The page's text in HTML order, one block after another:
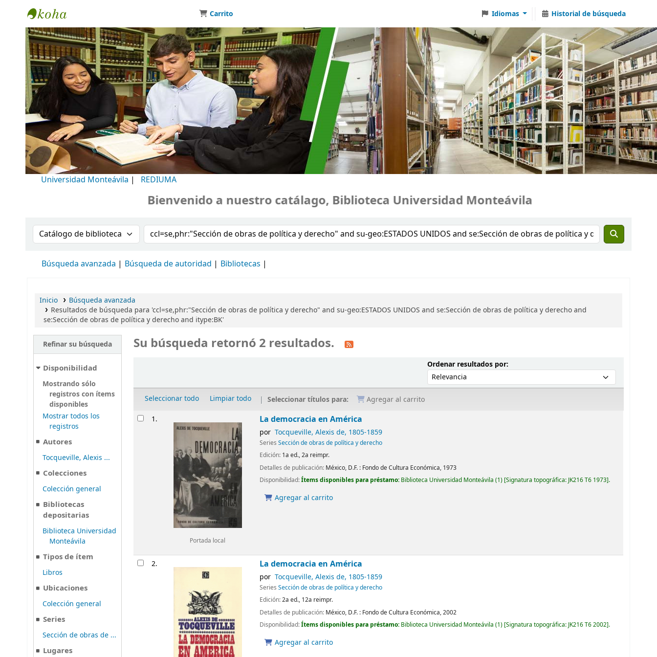
Biblioteca Universidad Monteávila
Carrito Idiomas Historial de búsqueda
Universidad Monteávila | REDIUMA
Bienvenido a nuestro catálago, Biblioteca Universidad Monteávila
Buscar en el catálogo por:Buscar en el catálogo
Búsqueda avanzada Búsqueda de autoridad Bibliotecas
Inicio
Búsqueda avanzada
Resultados de búsqueda para 'ccl=se,phr:"Sección de obras de política y derecho" and su-geo:ESTADOS UNIDOS and se:Sección de obras de política y derecho and
se:Sección de obras de política y derecho and itype:BK'
Refinar su búsqueda
Disponibilidad
Mostrando sólo
registros con ítems
disponibles
Mostrar todos los
registros
Autores
Tocqueville, Alexis ...
Colecciones
Colección general
Bibliotecas
depositarias
Biblioteca Universidad
Monteávila
Tipos de ítem
Libros
Ubicaciones
Colección general
Series
Sección de obras de ...
Lugares
Su búsqueda retornó 2 resultados.
Ordenar resultados por:Ordenar por:
Seleccionar todo Limpiar todo Seleccionar títulos para: Agregar al carrito
Resultados
1.
Portada local
La democracia en América
por Tocqueville, Alexis de, 1805-1859
SeriesSección de obras de política y derecho
Edición: 1a ed., 2a reimpr.
Detalles de publicación: México, D.F. : Fondo de Cultura Económica, 1973
Disponibilidad:Ítems disponibles para préstamo: Biblioteca Universidad Monteávila (1) Signatura topográfica: JK216 T6 1973 .
Agregar al carrito
2. La democracia en América
por Tocqueville, Alexis de, 1805-1859
SeriesSección de obras de política y derecho
Edición:2a ed., 12a reimpr.
Detalles de publicación: México, D.F. : Fondo de Cultura Económica,2002
Disponibilidad:Ítems disponibles para préstamo: Biblioteca Universidad Monteávila (1) Signatura topográfica: JK216 T6 2002 .
Agregar al carrito